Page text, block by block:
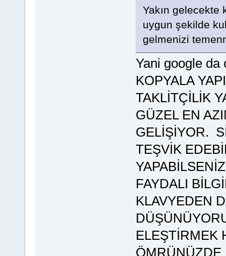
Yakın gelecekte
uygun şekilde
gelmenizi
Yani google da
KOPYALA
TAKLİTÇİLİK
GÜZEL EN
GELİŞİYOR.
TEŞVİK
FAYDALI
KLAVYEDEN
ELEŞTİRMEK
ÖMRÜNÜZDE